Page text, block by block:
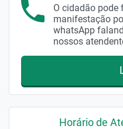
O cidadão pode
manifestação
whatsApp
nossos
Horário de